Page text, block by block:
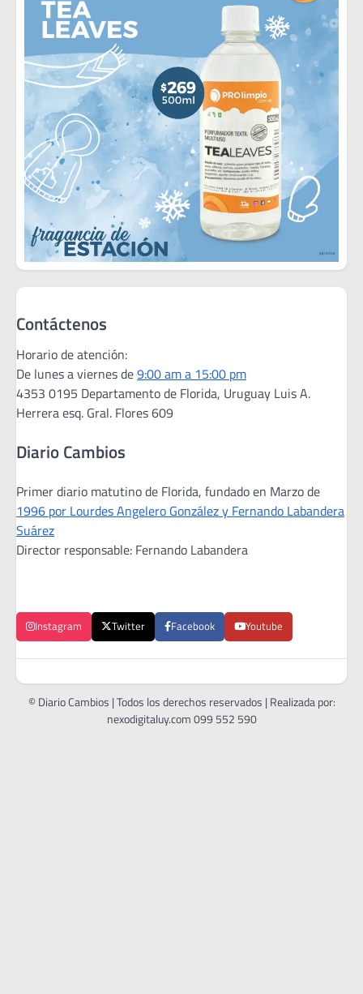
Contáctenos
Horario de atención:
De lunes a viernes de9:00 am a 15:00 pm
4353 0195 Departamento de Florida, Uruguay Luis A.
Herrera esq. Gral. Flores 609
Diario Cambios
Primer diario matutino de Florida, fundado en Marzo de
1996 por Lourdes Angelero González y Fernando Labandera
Suárez
Director responsable: Fernando Labandera
Instagram Twitter Facebook Youtube